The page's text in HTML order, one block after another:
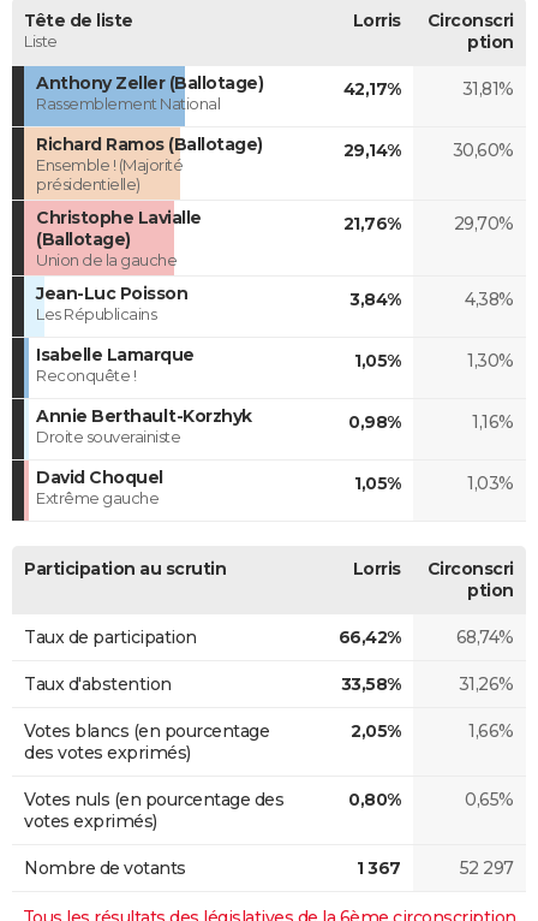
Tête de liste
Liste
Lorris
Circonscri
ption
Anthony Zeller (Ballotage)
Rassemblement National
42,17% 31,81%
Richard Ramos (Ballotage)
Ensemble ! (Majorité
présidentielle)
29,14% 30,60%
Christophe Lavialle
(Ballotage)
Union de la gauche
21,76% 29,70%
Jean-Luc Poisson
Les Républicains
3,84% 4,38%
Isabelle Lamarque
Reconquête !
1,05% 1,30%
Annie Berthault-Korzhyk
Droite souverainiste
0,98% 1,16%
David Choquel
Extrême gauche
1,05% 1,03%
Participation au scrutin Lorris
Circonscri
ption
Taux de participation 66,42% 68,74%
Taux d'abstention 33,58% 31,26%
Votes blancs (en pourcentage
des votes exprimés)
2,05% 1,66%
Votes nuls (en pourcentage des
votes exprimés)
0,80% 0,65%
Nombre de votants 1 367 52 297